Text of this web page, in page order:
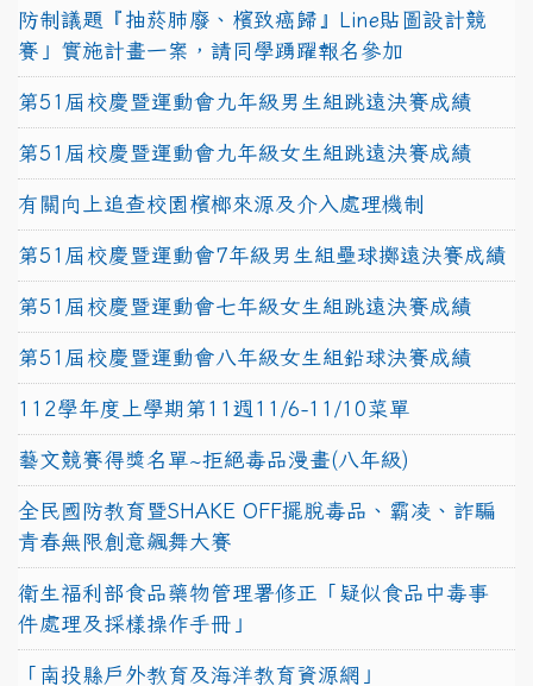
防制議題『抽菸肺廢、檳致癌歸』Line貼圖設計競
賽」實施計畫一案，請同學踴躍報名參加
第51屆校慶暨運動會九年級男生組跳遠決賽成績
第51屆校慶暨運動會九年級女生組跳遠決賽成績
有關向上追查校園檳榔來源及介入處理機制
第51屆校慶暨運動會7年級男生組壘球擲遠決賽成績
第51屆校慶暨運動會七年級女生組跳遠決賽成績
第51屆校慶暨運動會八年級女生組鉛球決賽成績
112學年度上學期第11週11/6-11/10菜單
藝文競賽得獎名單~拒絕毒品漫畫(八年級)
全民國防教育暨SHAKE OFF擺脫毒品、霸凌、詐騙
青春無限創意飆舞大賽
衛生福利部食品藥物管理署修正「疑似食品中毒事
件處理及採樣操作手冊」
「南投縣戶外教育及海洋教育資源網」